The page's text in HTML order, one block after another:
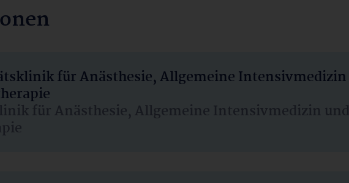
für Anästhesie, Allgemeine Intensivmedizin
für Anästhesie, Allgemeine Intensivmedizin und